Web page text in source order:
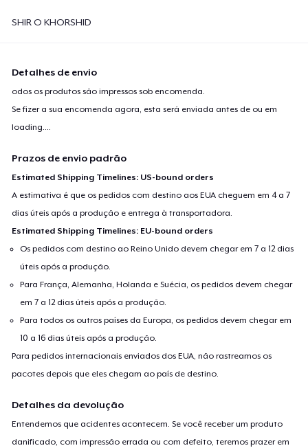
SHIR O KHORSHID
Detalhes de envio
odos os produtos são impressos sob encomenda.
Se fizer a sua encomenda agora, esta será enviada antes de ou em
loading....
Prazos de envio padrão
Estimated Shipping Timelines: US-bound orders
A estimativa é que os pedidos com destino aos EUA cheguem em 4 a 7
dias úteis após a produção e entrega à transportadora.
Estimated Shipping Timelines: EU-bound orders
Os pedidos com destino ao Reino Unido devem chegar em 7 a 12 dias
úteis após a produção.
Para França, Alemanha, Holanda e Suécia, os pedidos devem chegar
em 7 a 12 dias úteis após a produção.
Para todos os outros países da Europa, os pedidos devem chegar em
10 a 16 dias úteis após a produção.
Para pedidos internacionais enviados dos EUA, não rastreamos os
pacotes depois que eles chegam ao país de destino.
Detalhes da devolução
Entendemos que acidentes acontecem. Se você receber um produto
danificado, com impressão errada ou com defeito, teremos prazer em